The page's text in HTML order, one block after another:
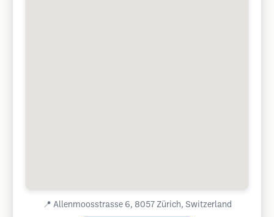
📍 Allenmoosstrasse 6, 8057 Zürich, Switzerland